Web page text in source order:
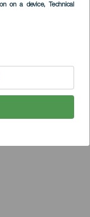
on a device, Technical